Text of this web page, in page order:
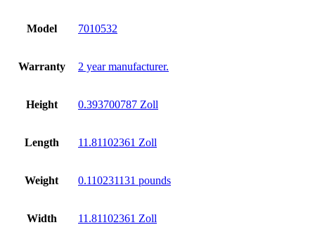
Model 7010532
Warranty 2 year manufacturer.
Height 0.393700787 Zoll
Length 11.81102361 Zoll
Weight 0.110231131 pounds
Width 11.81102361 Zoll